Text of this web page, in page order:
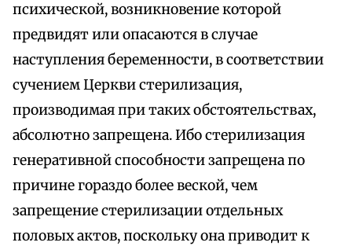
психической, возникновение которой
предвидят или опасаются в случае
наступления беременности, в соответствии
сучением Церкви стерилизация,
производимая при таких обстоятельствах,
абсолютно запрещена. Ибо стерилизация
генеративной способности запрещена по
причине гораздо более веской, чем
запрещение стерилизации отдельных
половых актов, поскольку она приводит к